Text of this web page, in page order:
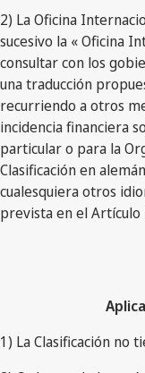
2) La Oficina
sucesivo la « Oficina
consultar con los
una traducción
recurriendo a otros
incidencia financiera
particular o para la
Clasificación en
cualesquiera otros
prevista en el Artículo
1) La Clasificación no